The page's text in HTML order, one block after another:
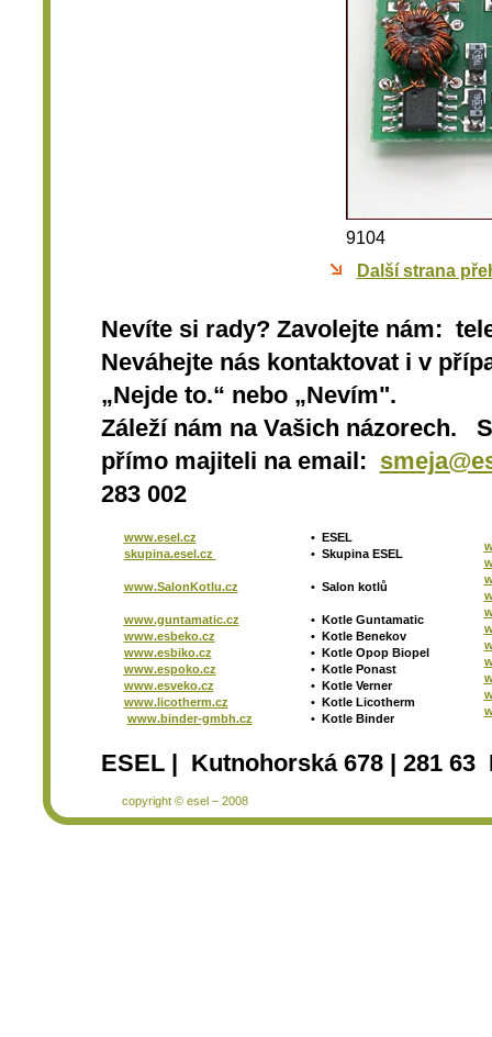
9104
Další strana
Nevíte si rady? Zavolejte nám:
Neváhejte nás kontaktovat i v
„Nejde to.“ nebo „Nevím".
Záleží nám na Vašich názorech.
přímo majiteli na email:
283 002
www.esel.cz
skupina.esel.cz
www.SalonKotlu.cz
www.guntamatic.cz
www.esbeko.cz
www.esbiko.cz
www.espoko.cz
www.esveko.cz
www.licotherm.cz
www.binder-gmbh.cz
• ESEL
• Skupina ESEL
• Salon kotlů
• Kotle Guntamatic
• Kotle Benekov
• Kotle Opop Biopel
• Kotle Ponast
• Kotle Verner
• Kotle Licotherm
• Kotle Binder
ESEL | Kutnohorská 678 | 281
copyright © esel – 2008